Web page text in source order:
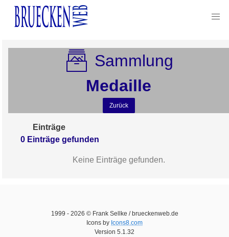
Sammlung
Medaille
Zurück
Einträge
0 Einträge gefunden
Keine Einträge gefunden.
1999 - 2026 © Frank Sellke / brueckenweb.de
Icons by Icons8.com
Version 5.1.32